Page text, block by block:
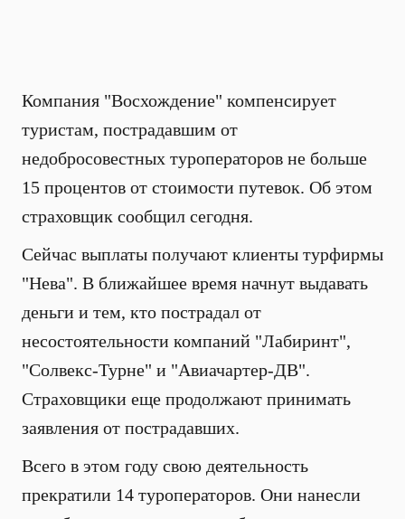
Компания "Восхождение" компенсирует
туристам, пострадавшим от
недобросовестных туроператоров не больше
15 процентов от стоимости путевок. Об этом
страховщик сообщил сегодня.
Сейчас выплаты получают клиенты турфирмы
"Нева". В ближайшее время начнут выдавать
деньги и тем, кто пострадал от
несостоятельности компаний "Лабиринт",
"Солвекс-Турне" и "Авиачартер-ДВ".
Страховщики еще продолжают принимать
заявления от пострадавших.
Всего в этом году свою деятельность
прекратили 14 туроператоров. Они нанесли